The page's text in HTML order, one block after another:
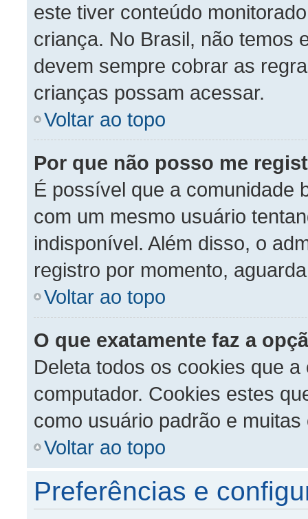
este tiver conteúdo
criança. No Brasil, não temos
devem sempre cobrar as
crianças possam acessar.
Voltar ao topo
Por que não posso me
É possível que a comunidade
com um mesmo usuário
indisponível. Além disso, o
registro por momento,
Voltar ao topo
O que exatamente faz a
Deleta todos os cookies que
computador. Cookies estes
como usuário padrão e
Voltar ao topo
Preferências e